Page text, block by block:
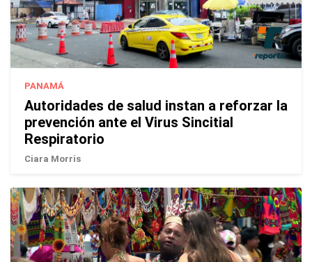
PANAMÁ
Autoridades de salud instan a reforzar la
prevención ante el Virus Sincitial
Respiratorio
Ciara Morris